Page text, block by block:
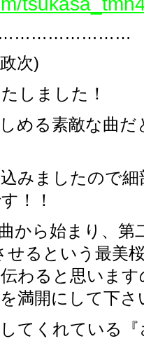
次)
しました！
める素敵な曲だ
みましたので
！！
から始まり、第
るという最美
わると思いま
満開にして下さ
てくれている